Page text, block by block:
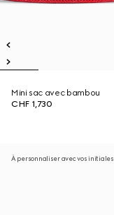
Mini sac avec bambou
CHF 1,730
À personnaliser avec vos initiales